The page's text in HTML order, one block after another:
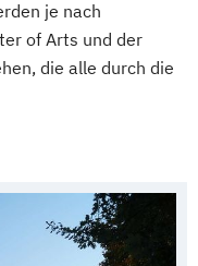
je nach
of Arts und der
die alle durch die